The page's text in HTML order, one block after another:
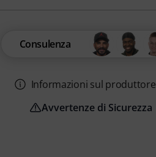
Consulenza
Informazioni sul produttore
Avvertenze di Sicurezza